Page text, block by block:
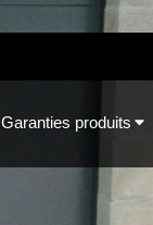
Garanties produits